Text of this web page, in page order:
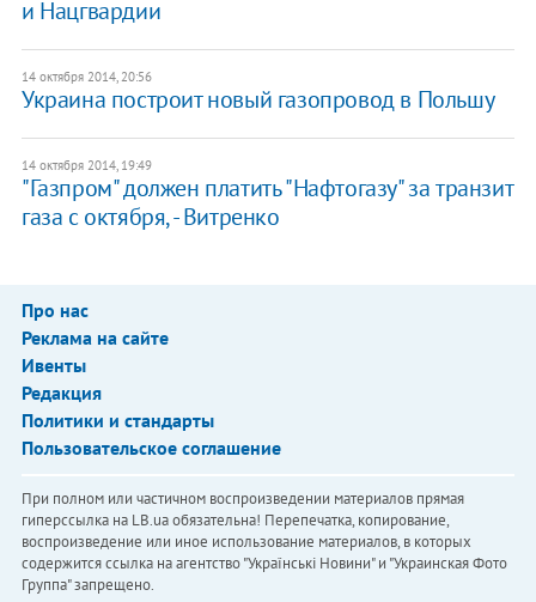
и Нацгвардии
14 октября 2014, 20:56
Украина построит новый газопровод в Польшу
14 октября 2014, 19:49
"Газпром" должен платить "Нафтогазу" за транзит
газа с октября, - Витренко
Про нас
Реклама на сайте
Ивенты
Редакция
Политики и стандарты
Пользовательское соглашение
При полном или частичном воспроизведении материалов прямая
гиперссылка на LB.ua обязательна! Перепечатка, копирование,
воспроизведение или иное использование материалов, в которых
содержится ссылка на агентство "Українськi Новини" и "Украинская Фото
Группа" запрещено.